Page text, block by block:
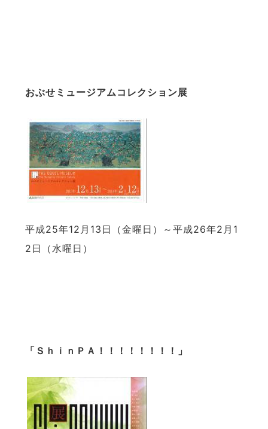
おぶせミュージアムコレクション展
平成25年12月13日（金曜日）～平成26年2月1
2日（水曜日）
「ＳｈｉｎＰＡ！！！！！！！！」